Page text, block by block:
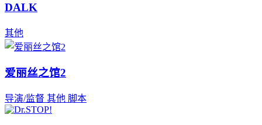
DALK
其他
爱丽丝之馆2
导演/监督 其他 脚本